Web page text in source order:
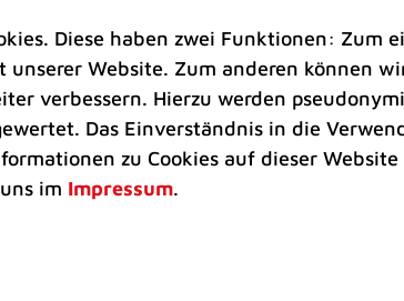
Veranstaltungen
Kultkicker Ansgar Brinkmann
Diese haben zwei Funktionen: Zum
Website. Zum anderen können
verbessern. Hierzu werden
Das Einverständnis in die
zu Cookies auf dieser
im Impressum.